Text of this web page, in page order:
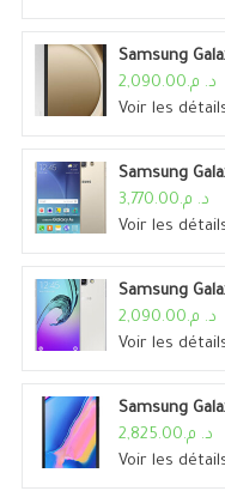
Samsung
د. م.2,090.00
Voir les
Samsung
د. م.3,770.00
Voir les
Samsung
د. م.2,090.00
Voir les
Samsung
د. م.2,825.00
Voir les